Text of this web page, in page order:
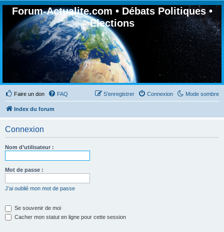
Forum-Actualite.com • Débats Politiques •
Elections
Faire un don Mode sombre
FAQ Connexion
S’enregistrer
Index du forum
Connexion
Nom d’utilisateur :
Mot de passe :
J’ai oublié mon mot de passe
Se souvenir de moi
Cacher mon statut en ligne pour cette session